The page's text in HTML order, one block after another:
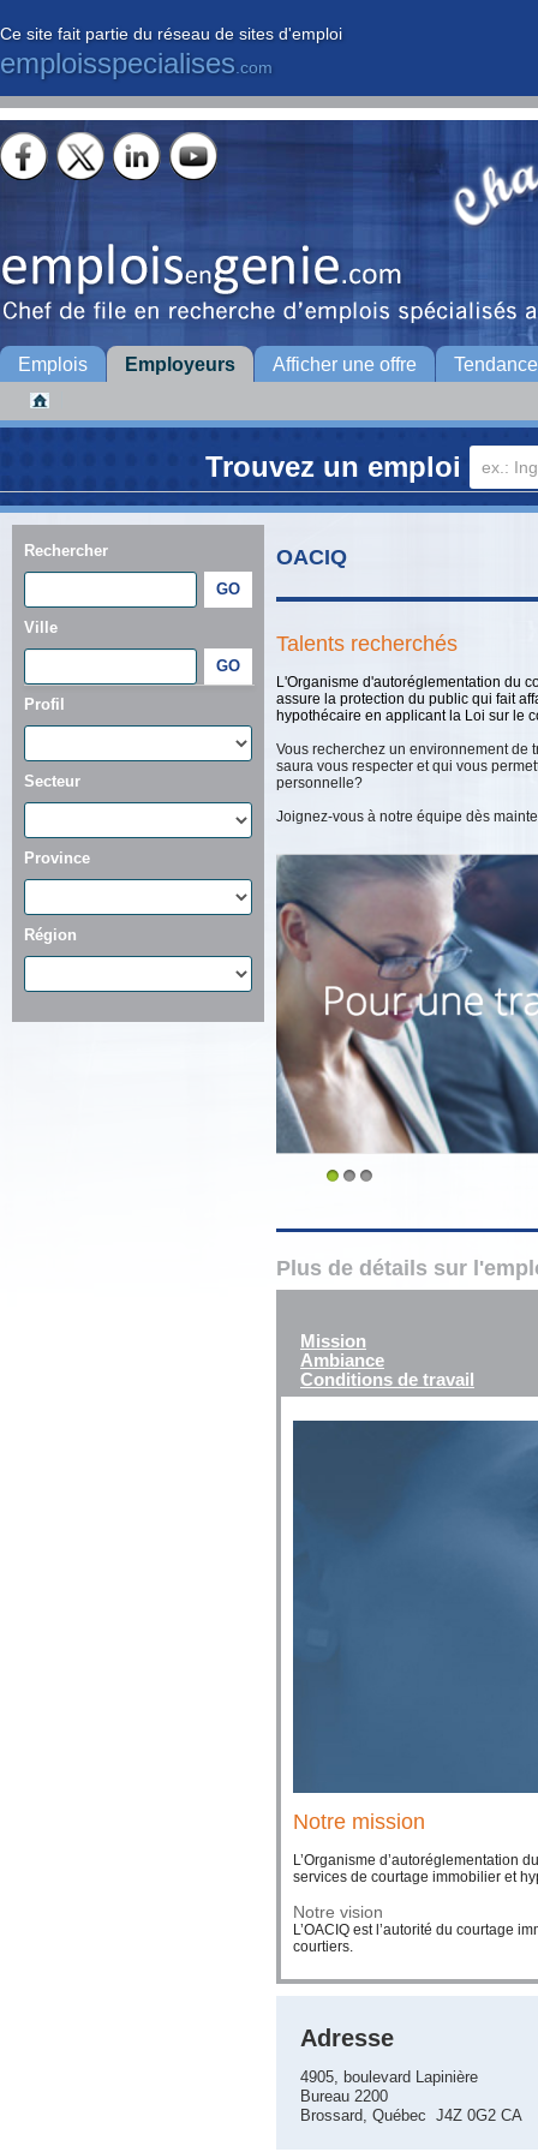
Ce site fait partie du réseau de sites d'emploi
emploisspecialises .com
Emplois Employeurs Afficher une offre
Trouvez un emploi
Rechercher
Ville
Profil
Secteur
Province
Région
OACIQ
Talents recherchés
L'Organisme d'autoréglementation du
assure la protection du public qui fait
hypothécaire en applicant la Loi sur le
Vous recherchez un environnement de
saura vous respecter et qui vous
personnelle?
Joignez-vous à notre équipe dès
Plus de détails sur
Mission
Ambiance
Conditions de travail
Notre mission
L’Organisme d’autoréglementation
services de courtage immobilier et
Notre vision
L’OACIQ est l’autorité du courtage
courtiers.
Adresse
4905, boulevard Lapinière
Bureau 2200
Brossard, Québec J4Z 0G2 CA